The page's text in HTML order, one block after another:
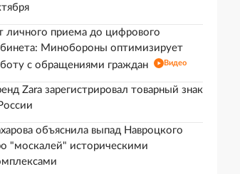
личного приема до цифрового
Минобороны оптимизирует
с обращениями граждан
Видео
Zara зарегистрировал товарный знак
объяснила выпад Навроцкого
"москалей" историческими